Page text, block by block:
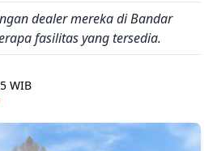
dealer mereka di Bandar
fasilitas yang tersedia.
WIB